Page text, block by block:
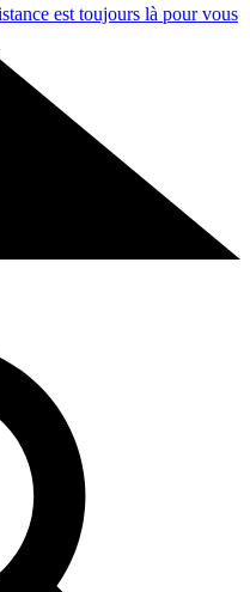
est toujours là pour vous